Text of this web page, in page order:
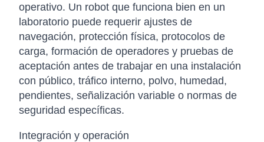
operativo. Un robot que funciona bien en un
laboratorio puede requerir ajustes de
navegación, protección física, protocolos de
carga, formación de operadores y pruebas de
aceptación antes de trabajar en una instalación
con público, tráfico interno, polvo, humedad,
pendientes, señalización variable o normas de
seguridad específicas.
Integración y operación